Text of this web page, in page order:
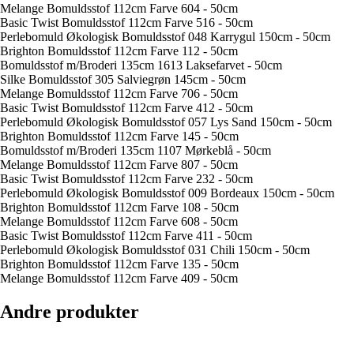
Melange Bomuldsstof 112cm Farve 604 - 50cm
Basic Twist Bomuldsstof 112cm Farve 516 - 50cm
Perlebomuld Økologisk Bomuldsstof 048 Karrygul 150cm - 50cm
Brighton Bomuldsstof 112cm Farve 112 - 50cm
Bomuldsstof m/Broderi 135cm 1613 Laksefarvet - 50cm
Silke Bomuldsstof 305 Salviegrøn 145cm - 50cm
Melange Bomuldsstof 112cm Farve 706 - 50cm
Basic Twist Bomuldsstof 112cm Farve 412 - 50cm
Perlebomuld Økologisk Bomuldsstof 057 Lys Sand 150cm - 50cm
Brighton Bomuldsstof 112cm Farve 145 - 50cm
Bomuldsstof m/Broderi 135cm 1107 Mørkeblå - 50cm
Melange Bomuldsstof 112cm Farve 807 - 50cm
Basic Twist Bomuldsstof 112cm Farve 232 - 50cm
Perlebomuld Økologisk Bomuldsstof 009 Bordeaux 150cm - 50cm
Brighton Bomuldsstof 112cm Farve 108 - 50cm
Melange Bomuldsstof 112cm Farve 608 - 50cm
Basic Twist Bomuldsstof 112cm Farve 411 - 50cm
Perlebomuld Økologisk Bomuldsstof 031 Chili 150cm - 50cm
Brighton Bomuldsstof 112cm Farve 135 - 50cm
Melange Bomuldsstof 112cm Farve 409 - 50cm
Andre produkter